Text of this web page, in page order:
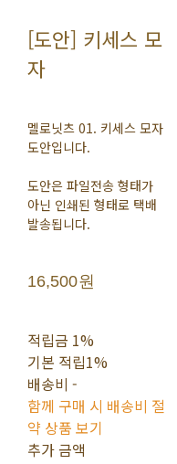
[도안] 키세스 모
자
멜로닛츠 01. 키세스 모자
도안입니다.
도안은 파일전송 형태가
아닌 인쇄된 형태로 택배
발송됩니다.
16,500원
적립금 1%
기본 적립1%
배송비 -
함께 구매 시 배송비 절
약 상품 보기
추가 금액